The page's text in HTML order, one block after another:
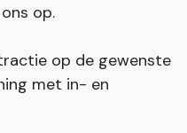
op.
op de gewenste
met in- en